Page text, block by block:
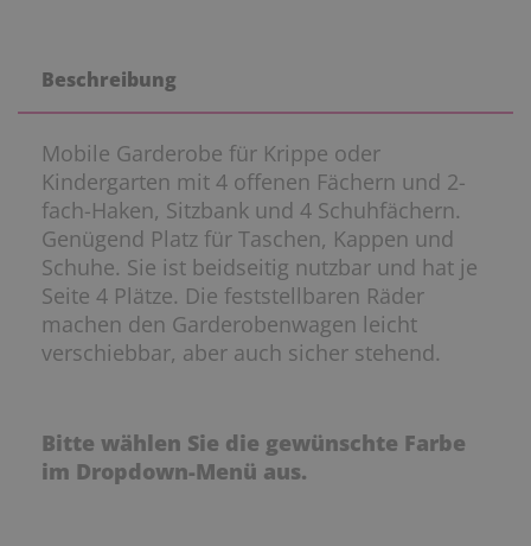
Beschreibung
Mobile Garderobe für Krippe oder
Kindergarten mit 4 offenen Fächern und 2-
fach-Haken, Sitzbank und 4 Schuhfächern.
Genügend Platz für Taschen, Kappen und
Schuhe. Sie ist beidseitig nutzbar und hat je
Seite 4 Plätze. Die feststellbaren Räder
machen den Garderobenwagen leicht
verschiebbar, aber auch sicher stehend.
Bitte wählen Sie die gewünschte Farbe
im Dropdown-Menü aus.